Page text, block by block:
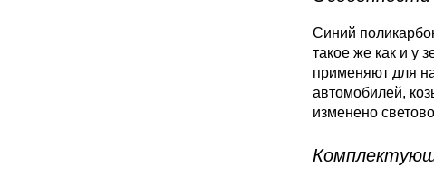
Синий
такое же как и у
применяют для
автомобилей,
изменено